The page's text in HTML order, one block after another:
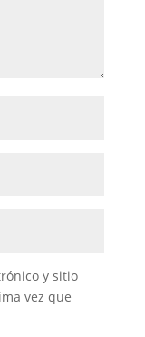
y sitio
vez que